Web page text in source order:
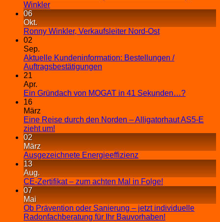
Winkler
06
Okt.
Ronny Winkler, Verkaufsleiter Nord-Ost
02
Sep.
Aktuelle Kundeninformation: Bestellungen /
Auftragsbestätigungen
21
Apr.
Ein Gründach von MOGAT in 41 Sekunden…?
16
März
Eine Reise durch den Norden – Alligatorhaut AS5-E
zieht um!
02
März
Ausgezeichnete Energieeffizienz
13
Aug.
CE-Zertifikat – zum achten Mal in Folge!
07
Mai
Ob Prävention oder Sanierung – jetzt individuelle
Radonfachberatung für Ihr Bauvorhaben!